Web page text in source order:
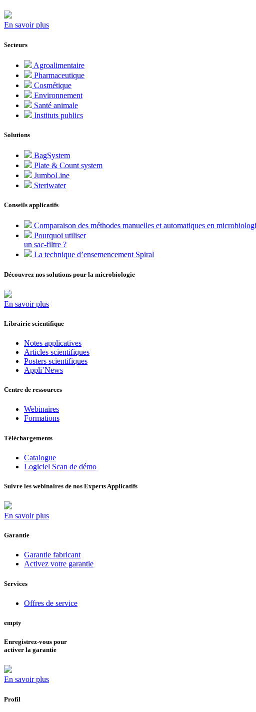
En savoir plus
Secteurs
Agroalimentaire
Pharmaceutique
Cosmétique
Environnement
Santé animale
Instituts publics
Solutions
BagSystem
Plate & Count system
JumboLine
Steriwater
Conseils applicatifs
Comparaison des méthodes manuelles et automatiques en
Pourquoi utiliser
un sac-filtre ?
La technique d’ensemencement Spiral
Découvrez nos solutions pour la microbiologie
En savoir plus
Librairie scientifique
Notes applicatives
Articles scientifiques
Posters scientifiques
Appli’News
Centre de ressources
Webinaires
Formations
Téléchargements
Catalogue
Logiciel Scan de démo
Suivre les webinaires de nos Experts Applicatifs
En savoir plus
Garantie
Garantie fabricant
Activez votre garantie
Services
Offres de service
empty
Enregistrez-vous pour
activer la garantie
En savoir plus
Profil